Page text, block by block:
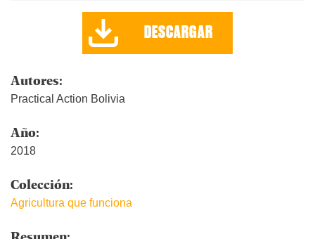
DESCARGAR
Autores:
Practical Action Bolivia
Año:
2018
Colección:
Agricultura que funciona